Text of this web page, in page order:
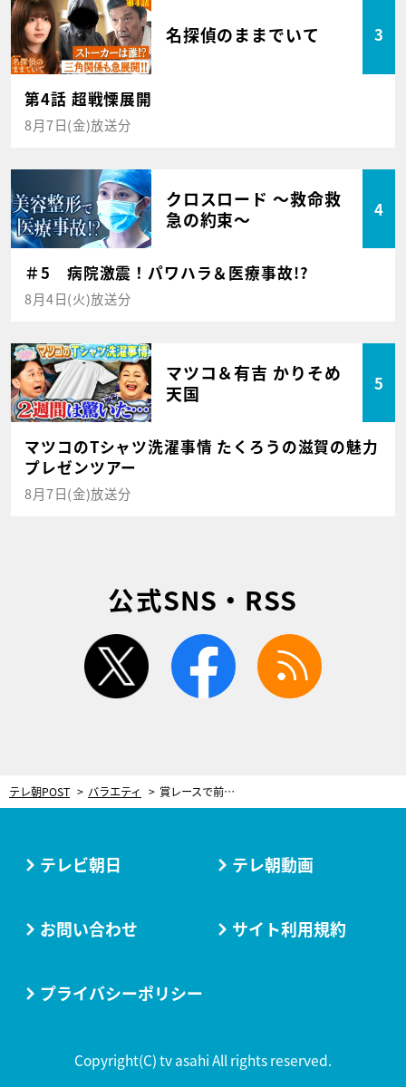
名探偵のままでいて 3
第4話 超戦慄展開
8月7日(金)放送分
クロスロード ～救命救
急の約束～
4
＃5 病院激震！パワハラ＆医療事故!?
8月4日(火)放送分
マツコ＆有吉 かりそめ
天国
5
マツコのTシャツ洗濯事情 たくろうの滋賀の魅力
プレゼンツアー
8月7日(金)放送分
公式SNS・RSS
twitter facebook
テレ朝POST バラエティ 賞レースで前代未聞の事態！「コンセプトが全然違う」ネタ中にMCが異例のダメ出し
テレビ朝日 テレ朝動画
お問い合わせ サイト利用規約
プライバシーポリシー
Copyright(C) tv asahi All rights reserved.